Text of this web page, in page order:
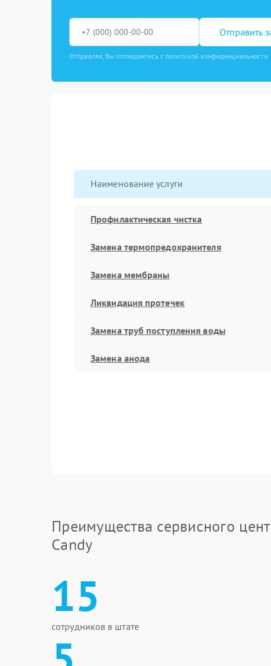
Отправить
Отправляя, Вы соглашаетесь с политикой конфиденциальности
Наименование услуги
Профилактическая чистка
Замена термопредохранителя
Замена мембраны
Ликвидация протечек
Замена труб поступления воды
Замена анода
Преимущества сервисного
Candy
15
сотрудников в штате